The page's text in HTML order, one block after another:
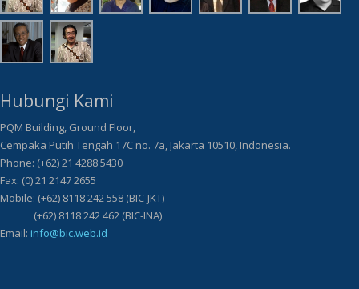
Hubungi Kami
PQM Building, Ground Floor,
Cempaka Putih Tengah 17C no. 7a, Jakarta 10510, Indonesia.
Phone: (+62) 21 4288 5430
Fax: (0) 21 2147 2655
Mobile: (+62) 8118 242 558 (BIC-JKT)
(+62) 8118 242 462 (BIC-INA)
Email: info@bic.web.id